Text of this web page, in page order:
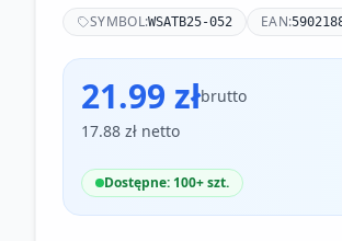
SYMBOL:WSATB25-052 EAN:
21.99 złbrutto
17.88 zł netto
Dostępne: 100+ szt.